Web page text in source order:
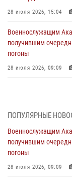
28 июля 2026, 15:04
Военнослужащим
получившим
погоны
28 июля 2026, 09:09
27 июля 2026, 14:49
Военная академия
23 июля 2026, 04:51
Курсант Военной
ПОПУЛЯРНЫЕ
Военнослужащим
получившим
погоны
28 июля 2026, 09:09